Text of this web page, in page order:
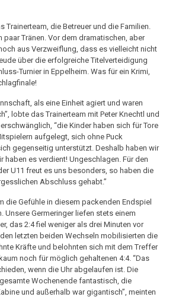
Trainerteam, die Betreuer und die Familien.
paar Tränen. Vor dem dramatischen, aber
aus Verzweiflung, dass es vielleicht nicht
über die erfolgreiche Titelverteidigung
Turnier in Eppelheim. Was für ein Krimi,
als eine Einheit agiert und waren
lobte das Trainerteam mit Peter Knechtl und
“die Kinder haben sich für Tore
aufgelegt, sich ohne Puck
gegenseitig unterstützt. Deshalb haben wir
haben es verdient! Ungeschlagen. Für den
U11 freut es uns besonders, so haben die
Abschluss gehabt.”
die Gefühle in diesem packenden Endspiel
Unsere Germeringer liefen stets einem
das 2:4 fiel weniger als drei Minuten vor
letzten beiden Wechseln mobilisierten die
Kräfte und belohnten sich mit dem Treffer
noch für möglich gehaltenen 4:4. “Das
wenn die Uhr abgelaufen ist. Die
Wochenende fantastisch, die
und außerhalb war gigantisch”, meinten